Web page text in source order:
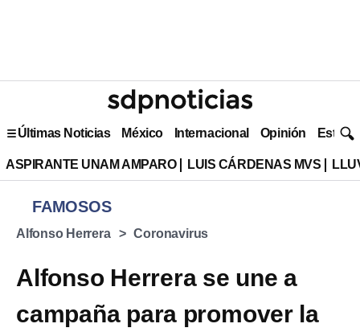
Últimas Noticias México Internacional Opinión Estilo
ASPIRANTE UNAM AMPARO LUIS CÁRDENAS MVS
FAMOSOS
Alfonso Herrera Coronavirus
Alfonso Herrera se une a
campaña para promover la